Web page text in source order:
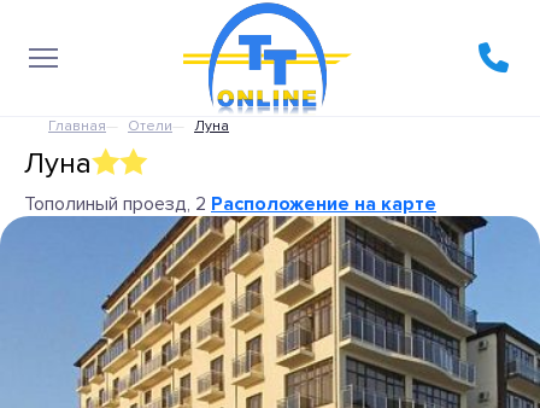
Главная Отели Луна
Луна
Тополиный проезд, 2 Расположение на карте